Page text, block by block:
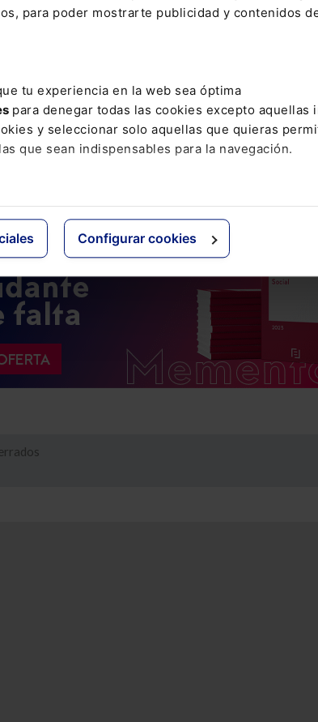
para poder mostrarte publicidad y contenidos
tu experiencia en la web sea óptima
para denegar todas las cookies excepto aquellas
y seleccionar solo aquellas que quieras
que sean indispensables para la navegación.
Configurar cookies
comisión lasamortizaciones anticipadasque se
un cambio en el control de la empresa que recibe el
la opción a favor de ENISA de declarar el vencimiento
se establecerá una
penalización por vencimiento
al importe que el préstamo hubiese devengado en
deduciendo los intereses de segundo tramo